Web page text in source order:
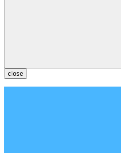
close